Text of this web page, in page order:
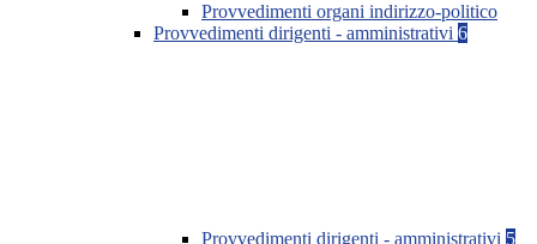
Provvedimenti organi indirizzo-politico
Provvedimenti dirigenti - amministrativi 6
Provvedimenti dirigenti - amministrativi 5